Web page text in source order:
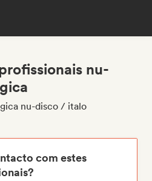
nu-
nu-disco / italo
com estes